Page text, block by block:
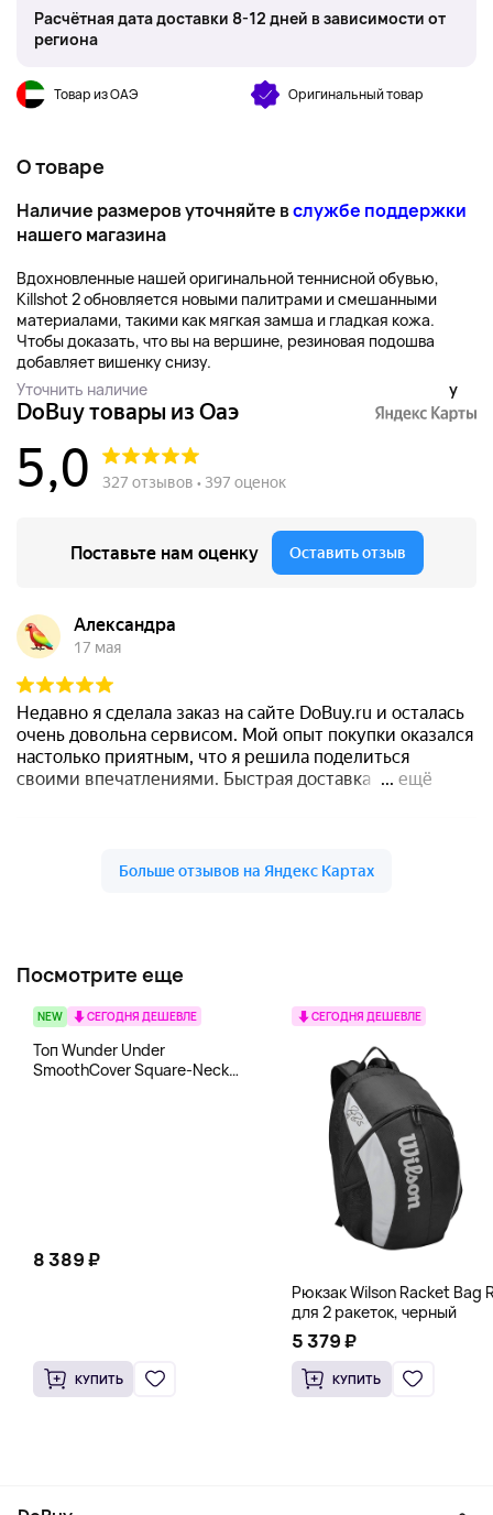
Расчётная дата доставки 8-12 дней в зависимости от
региона
Товар из ОАЭ Оригинальный товар
О товаре
Наличие размеров уточняйте вслужбе поддержки
нашего магазина
Вдохновленные нашей оригинальной теннисной обувью,
Killshot 2 обновляется новыми палитрами и смешанными
материалами, такими как мягкая замша и гладкая кожа.
Чтобы доказать, что вы на вершине, резиновая подошва
добавляет вишенку снизу.
Уточнить наличие
y
Посмотрите еще
NEW СЕГОДНЯ ДЕШЕВЛЕ
Топ Wunder Under
SmoothCover Square-Neck
8 389 ₽
КУПИТЬ
СЕГОДНЯ ДЕШЕВЛЕ
Рюкзак Wilson Racket Bag
для 2 ракеток, черный
5 379 ₽
КУПИТЬ